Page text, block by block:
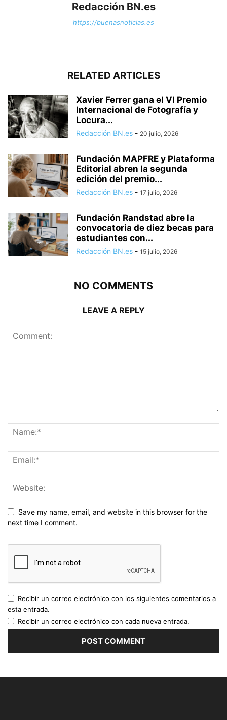
Redacción BN.es
https://buenasnoticias.es
RELATED ARTICLES
Xavier Ferrer gana el VI Premio
Internacional de Fotografía y
Locura...
Redacción BN.es - 20 julio, 2026
Fundación MAPFRE y Plataforma
Editorial abren la segunda
edición del premio...
Redacción BN.es - 17 julio, 2026
Fundación Randstad abre la
convocatoria de diez becas para
estudiantes con...
Redacción BN.es - 15 julio, 2026
NO COMMENTS
LEAVE A REPLY
Save my name, email, and website in this browser for the
next time I comment.
Recibir un correo electrónico con los siguientes comentarios a
esta entrada.
Recibir un correo electrónico con cada nueva entrada.